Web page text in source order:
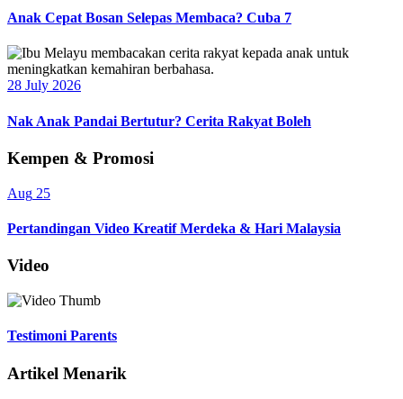
Anak Cepat Bosan Selepas Membaca? Cuba 7
28 July 2026
Nak Anak Pandai Bertutur? Cerita Rakyat Boleh
Kempen & Promosi
Aug 25
Pertandingan Video Kreatif Merdeka & Hari Malaysia
Video
Testimoni Parents
Artikel Menarik